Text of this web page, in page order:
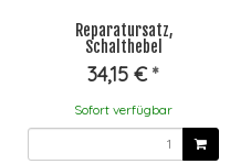
Reparatursatz,
Schalthebel
34,15 € *
Sofort verfügbar